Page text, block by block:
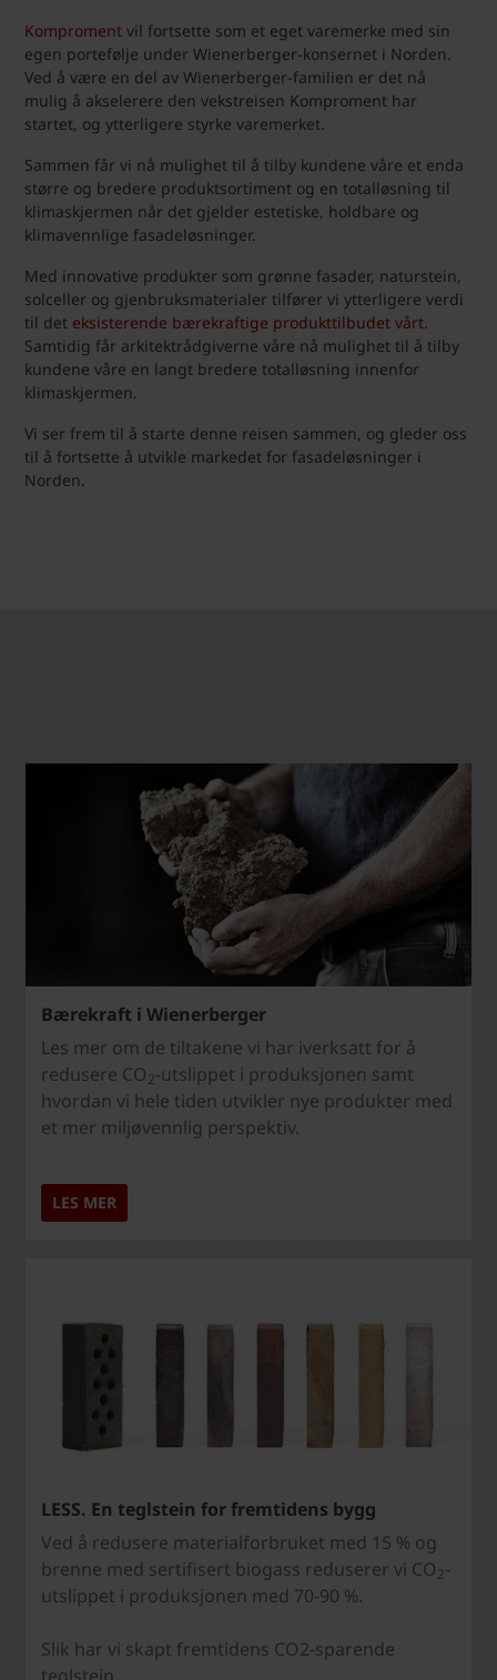
Komproment vil fortsette som et eget varemerke med sin
egen portefølje under Wienerberger-konsernet i Norden.
Ved å være en del av Wienerberger-familien er det nå
mulig å akselerere den vekstreisen Komproment har
startet, og ytterligere styrke varemerket.
Sammen får vi nå mulighet til å tilby kundene våre et enda
større og bredere produktsortiment og en totalløsning til
klimaskjermen når det gjelder estetiske, holdbare og
klimavennlige fasadeløsninger.
Med innovative produkter som grønne fasader, naturstein,
solceller og gjenbruksmaterialer tilfører vi ytterligere verdi
til det eksisterende bærekraftige produkttilbudet vårt.
Samtidig får arkitektrådgiverne våre nå mulighet til å tilby
kundene våre en langt bredere totalløsning innenfor
klimaskjermen.
Vi ser frem til å starte denne reisen sammen, og gleder oss
til å fortsette å utvikle markedet for fasadeløsninger i
Norden.
Bærekraft i Wienerberger
Les mer om de tiltakene vi har iverksatt for å
redusere CO2-utslippet i produksjonen samt
hvordan vi hele tiden utvikler nye produkter med
et mer miljøvennlig perspektiv.
LES MER
LESS. En teglstein for fremtidens bygg
Ved å redusere materialforbruket med 15 % og
brenne med sertifisert biogass reduserer vi CO2-
utslippet i produksjonen med 70-90 %.
Slik har vi skapt fremtidens CO2-sparende